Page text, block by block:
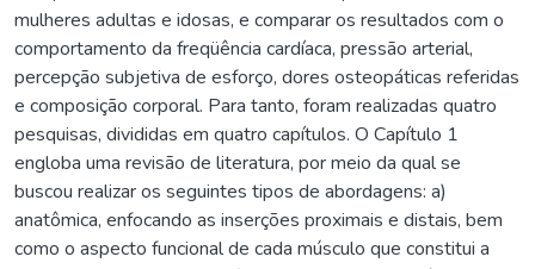
mulheres adultas e idosas, e comparar os resultados com o
comportamento da freqüência cardíaca, pressão arterial,
percepção subjetiva de esforço, dores osteopáticas referidas
e composição corporal. Para tanto, foram realizadas quatro
pesquisas, divididas em quatro capítulos. O Capítulo 1
engloba uma revisão de literatura, por meio da qual se
buscou realizar os seguintes tipos de abordagens: a)
anatômica, enfocando as inserções proximais e distais, bem
como o aspecto funcional de cada músculo que constitui a